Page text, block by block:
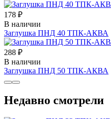
178 ₽
В наличии
Заглушка ПНД 40 ТПК-АКВА
288 ₽
В наличии
Заглушка ПНД 50 ТПК-АКВА
Недавно смотрели